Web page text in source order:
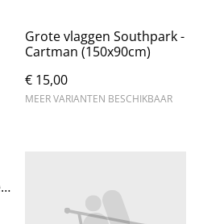
Grote vlaggen Southpark -
Cartman (150x90cm)
€ 15,00
MEER VARIANTEN BESCHIKBAAR